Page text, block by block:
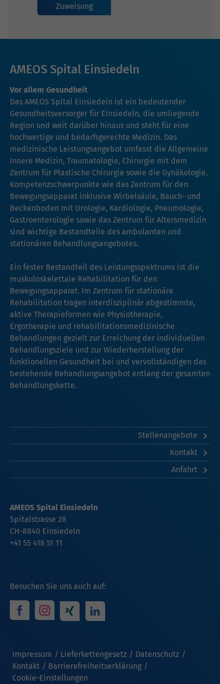
Zuweisung
AMEOS Spital Einsiedeln
Vor allem Gesundheit
Das AMEOS Spital Einsiedeln ist ein bedeutender
Gesundheitsversorger für Einsiedeln, die umliegende
Region und weit darüber hinaus und steht für eine
hochwertige und bedarfsgerechte Medizin. Das
medizinische Leistungsangebot umfasst die Allgemeine
Innere Medizin, Traumatologie, Chirurgie mit dem
Zentrum für Plastische Chirurgie sowie die Gynäkologie.
Kompetenzschwerpunkte wie das Zentrum für den
Bewegungsapparat inklusive Wirbelsäule, Bauch- und
Beckenboden mit Urologie, Kardiologie, Pneumologie,
Gastroenterologie sowie das Zentrum für Altersmedizin
sind wichtige Bestandteile des ambulanten und
stationären Behandlungsangebotes.
Ein fester Bestandteil des Leistungsspektrums ist die
muskuloskelettale Rehabilitation für den
Bewegungsapparat. Im Zentrum für stationäre
Rehabilitation tragen interdisziplinär abgestimmte,
aktive Therapieformen wie Physiotherapie,
Ergotherapie und rehabilitationsmedizinische
Behandlungen gezielt zur Erreichung der individuellen
Behandlungsziele und zur Wiederherstellung der
funktionellen Gesundheit bei und vervollständigen das
bestehende Behandlungsangebot entlang der gesamten
Behandlungskette.
Stellenangebote
Kontakt
Anfahrt
Besuchen Sie uns auch auf:
Impressum Lieferkettengesetz
Datenschutz
Kontakt
Barrierefreiheitserklärung
Cookie-Einstellungen
AMEOS Spital Einsiedeln
Spitalstrasse 28
CH-8840 Einsiedeln
+41 55 418 51 11